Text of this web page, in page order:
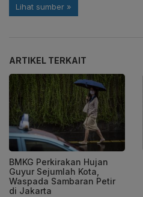
ARTIKEL TERKAIT
BMKG Perkirakan Hujan
Guyur Sejumlah Kota,
Waspada Sambaran Petir
di Jakarta